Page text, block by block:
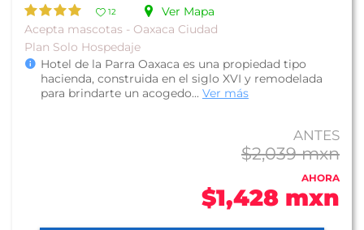
12
Ver Mapa
Acepta mascotas - Oaxaca Ciudad
Plan Solo Hospedaje
Hotel de la Parra Oaxaca es una propiedad tipo
hacienda, construida en el siglo XVI y remodelada
para brindarte un acogedo... Ver más
ANTES
$2,039 mxn
AHORA
$1,428 mxn